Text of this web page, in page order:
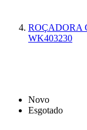
ROÇADORA
WK403230
Novo
Esgotado